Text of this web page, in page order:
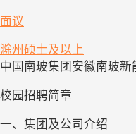
面议
滁州 硕士及以上
中国南玻集团安徽南玻
校园招聘简章
一、集团及公司介绍